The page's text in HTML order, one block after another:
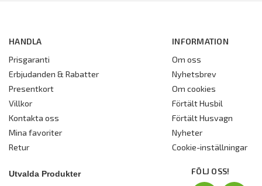
HANDLA
Prisgaranti
Erbjudanden & Rabatter
Presentkort
Villkor
Kontakta oss
Mina favoriter
Retur
INFORMATION
Om oss
Nyhetsbrev
Om cookies
Förtält Husbil
Förtält Husvagn
Nyheter
Cookie-inställningar
Utvalda Produkter FÖLJ OSS!